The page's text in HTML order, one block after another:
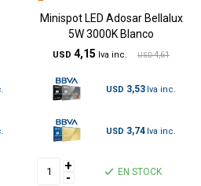
Minispot LED Adosar Bellalux
5W 3000K Blanco
USD 4,15 USD 4,61
USD 3,53
USD 3,74
+
- EN STOCK